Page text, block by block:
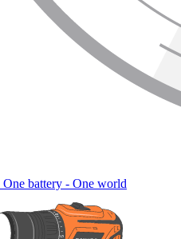
One battery - One world